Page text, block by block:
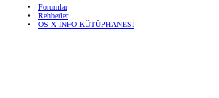
Forumlar
Rehberler
OS X INFO KÜTÜPHANESİ